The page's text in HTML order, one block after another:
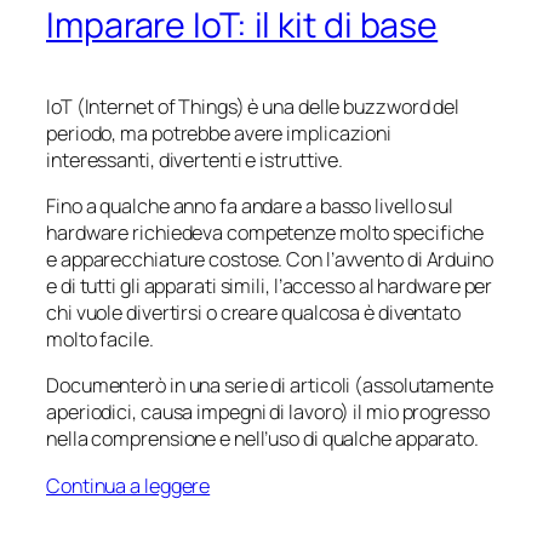
Imparare IoT: il kit di base
IoT (Internet of Things) è una delle buzzword del
periodo, ma potrebbe avere implicazioni
interessanti, divertenti e istruttive.
Fino a qualche anno fa andare a basso livello sul
hardware richiedeva competenze molto specifiche
e apparecchiature costose. Con l’avvento di Arduino
e di tutti gli apparati simili, l’accesso al hardware per
chi vuole divertirsi o creare qualcosa è diventato
molto facile.
Documenterò in una serie di articoli (assolutamente
aperiodici, causa impegni di lavoro) il mio progresso
nella comprensione e nell’uso di qualche apparato.
Continua a leggere